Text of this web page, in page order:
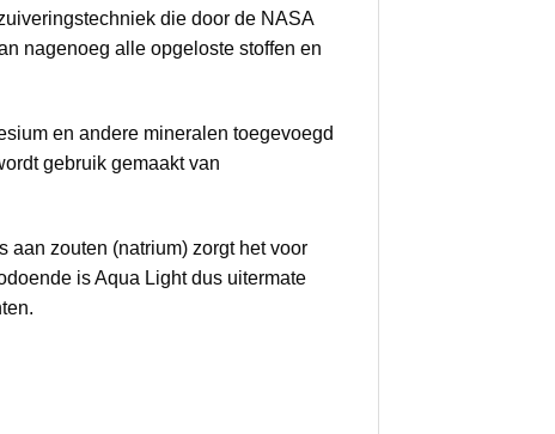
die door de NASA
nagenoeg alle opgeloste stoffen en
en andere mineralen toegevoegd
gebruik gemaakt van
zouten (natrium) zorgt het voor
is Aqua Light dus uitermate